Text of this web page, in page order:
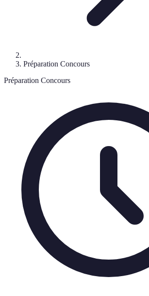
Préparation Concours
Préparation Concours